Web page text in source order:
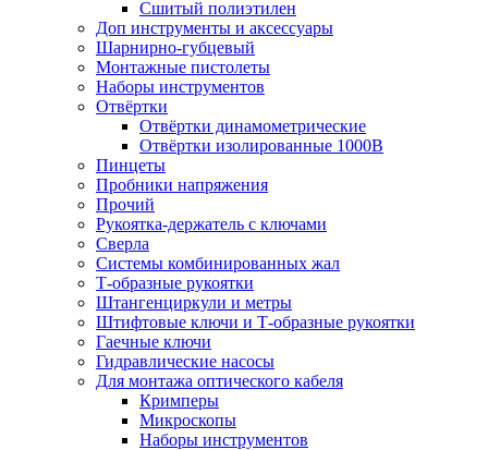
Сшитый полиэтилен
Доп инструменты и аксессуары
Шарнирно-губцевый
Монтажные пистолеты
Наборы инструментов
Отвёртки
Отвёртки динамометрические
Отвёртки изолированные 1000В
Пинцеты
Пробники напряжения
Прочий
Рукоятка-держатель с ключами
Сверла
Системы комбинированных жал
Т-образные рукоятки
Штангенциркули и метры
Штифтовые ключи и Т-образные рукоятки
Гаечные ключи
Гидравлические насосы
Для монтажа оптического кабеля
Кримперы
Микроскопы
Наборы инструментов